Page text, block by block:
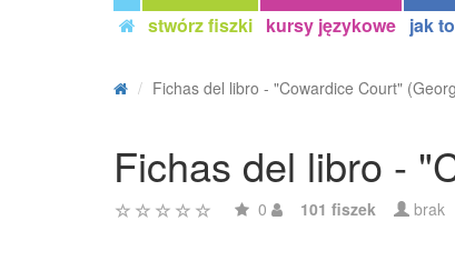
stwórz fiszki kursy językowe jak
Fichas del libro - "Cowardice Court"
Fichas del libro -
0 101 fiszek brak